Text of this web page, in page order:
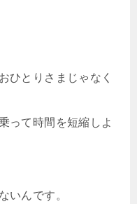
ひとりさまじゃなく
って時間を短縮しよ
いんです。